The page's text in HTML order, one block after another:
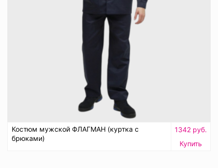
Костюм мужской ФЛАГМАН (куртка с
брюками)
1342 руб.
Купить